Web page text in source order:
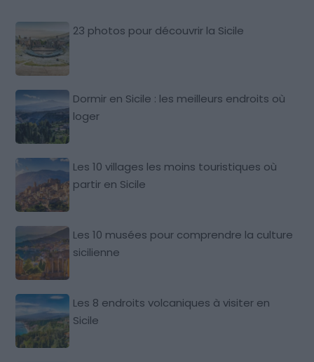
23 photos pour découvrir la Sicile
Dormir en Sicile : les meilleurs endroits où
loger
Les 10 villages les moins touristiques où
partir en Sicile
Les 10 musées pour comprendre la culture
sicilienne
Les 8 endroits volcaniques à visiter en
Sicile